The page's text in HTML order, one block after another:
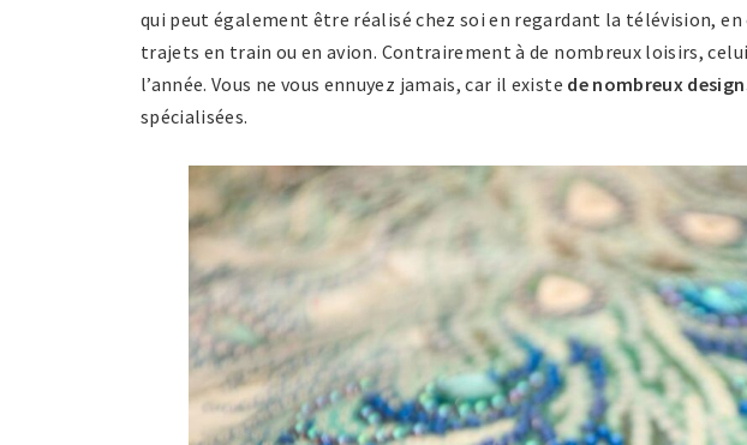
qui peut également être réalisé chez soi en regardant la télévision,
trajets en train ou en avion. Contrairement à de nombreux loisirs,
l’année. Vous ne vous ennuyez jamais, car il existe de nombreux
spécialisées.